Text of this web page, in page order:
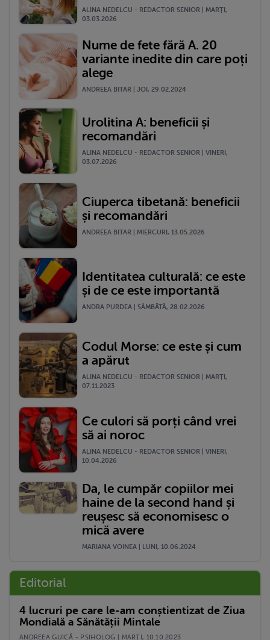
ALINA NEDELCU - REDACTOR SENIOR | MARŢI,
03.03.2026
Nume de fete fără A. 20
variante inedite din care poți
alege
ANDREEA BITAR | JOI, 29.02.2024
Urolitina A: beneficii și
recomandări
ALINA NEDELCU - REDACTOR SENIOR | VINERI,
03.07.2026
Ciuperca tibetană: beneficii
și recomandări
ANDREEA BITAR | MIERCURI, 13.05.2026
Identitatea culturală: ce este
și de ce este importantă
ANDRA PURDEA | SÂMBĂTĂ, 28.02.2026
Codul Morse: ce este și cum
a apărut
ALINA NEDELCU - REDACTOR SENIOR | MARŢI,
07.11.2023
Ce culori să porți când vrei
să ai noroc
ALINA NEDELCU - REDACTOR SENIOR | VINERI,
10.04.2026
Da, le cumpăr copiilor mei
haine de la second hand și
reușesc să economisesc o
mică avere
MARIANA VOINEA | LUNI, 10.06.2024
Editorial
4 lucruri pe care le-am conștientizat de Ziua
Mondială a Sănătății Mintale
ANDREEA GUICĂ - PSIHOLOG | MARŢI, 10.10.2023